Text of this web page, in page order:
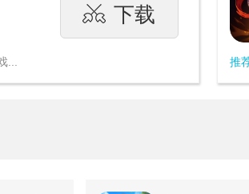
下载
... 推